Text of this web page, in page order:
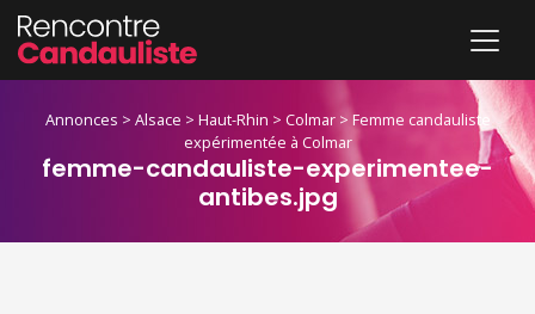
Annonces > Alsace > Haut-Rhin > Colmar> Femme candauliste
expérimentée à Colmar
femme-candauliste-experimentee-
antibes.jpg